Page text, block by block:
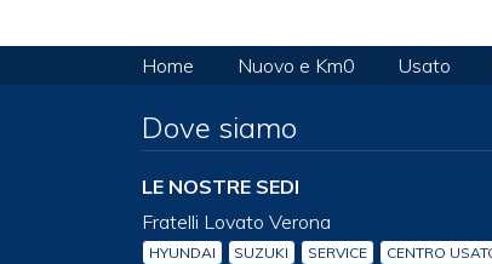
Home Nuovo e Km0 Usato
Dove siamo
LE NOSTRE SEDI
Fratelli Lovato Verona
HYUNDAI SUZUKI SERVICE CENTRO